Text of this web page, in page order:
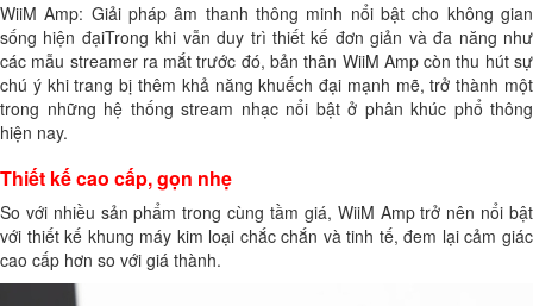
WiiM Amp: Giải pháp âm thanh thông minh nổi bật cho không gian
sống hiện đạiTrong khi vẫn duy trì thiết kế đơn giản và đa năng như
các mẫu streamer ra mắt trước đó, bản thân WiiM Amp còn thu hút sự
chú ý khi trang bị thêm khả năng khuếch đại mạnh mẽ, trở thành một
trong những hệ thống stream nhạc nổi bật ở phân khúc phổ thông
hiện nay.
Thiết kế cao cấp, gọn nhẹ
So với nhiều sản phẩm trong cùng tầm giá, WiiM Amp trở nên nổi bật
với thiết kế khung máy kim loại chắc chắn và tinh tế, đem lại cảm giác
cao cấp hơn so với giá thành.